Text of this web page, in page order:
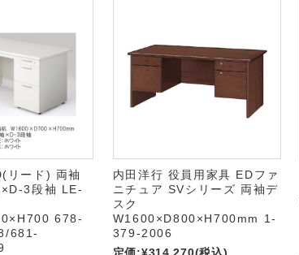
リード) 両袖
3段袖 LE-
678-
681-
内田洋行 役員用家具 EDファ
ニチュア SVシリーズ 両袖デ
スク
W1600×D800×H700mm 1-
379-2006